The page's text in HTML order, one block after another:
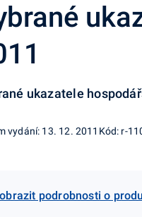
ukazatele
vydání: 13. 12. 2011 Kód: r-
podrobnosti o